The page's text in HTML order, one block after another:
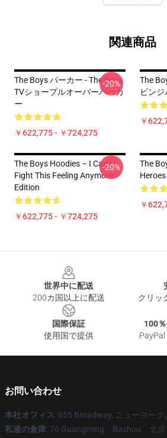
関連商品
The Boys パーカー - The Boys
TVショープルオーバーパーカ
ー
￥622,775 - ￥724,275
-20%
The
ビンジ
￥
The Boys Hoodies – I Can’t
Fight This Feeling Anymore
Edition
￥622,775 - ￥724,275
-20%
The
￥
世界中に配送
200カ国以上に配送
クリッ
国際保証
使用国で提供
100
お問い合わせ
本社オフィス: 655 Broadway, ニューヨーク
私達の倉庫: 76 Guangming、Bazhou、北京